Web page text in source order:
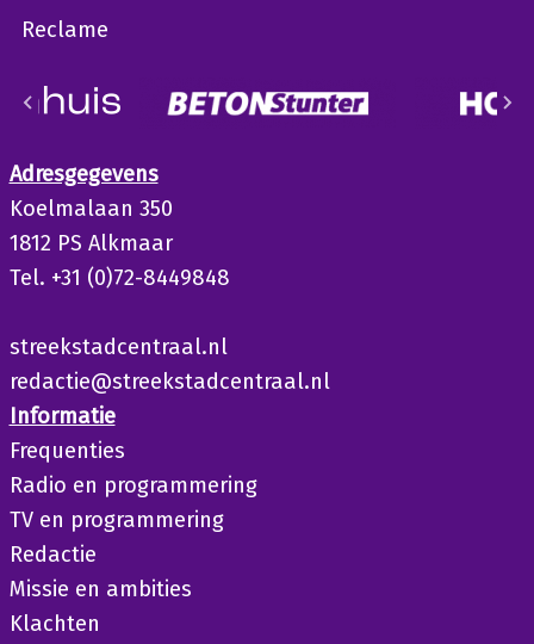
Reclame
Adresgegevens
Koelmalaan 350
1812 PS Alkmaar
Tel. +31 (0)72-8449848
streekstadcentraal.nl
redactie@streekstadcentraal.nl
Informatie
Frequenties
Radio en programmering
TV en programmering
Redactie
Missie en ambities
Klachten